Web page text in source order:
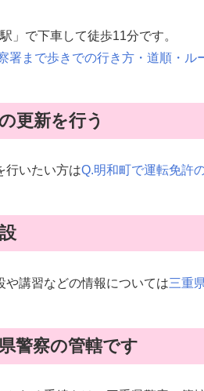
」で下車して徒歩11分です。
署まで歩きでの行き方・道順・ル
更新を行う
行いたい方はQ.明和町で運転免許
や講習などの情報については三重
警察の管轄です